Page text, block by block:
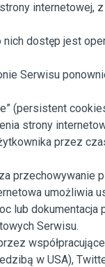
internetowej,
dostęp jest
Serwisu
(persistent
strony
przez
przechowywanie
umożliwia
lub dokumentacja
Serwisu.
w USA),